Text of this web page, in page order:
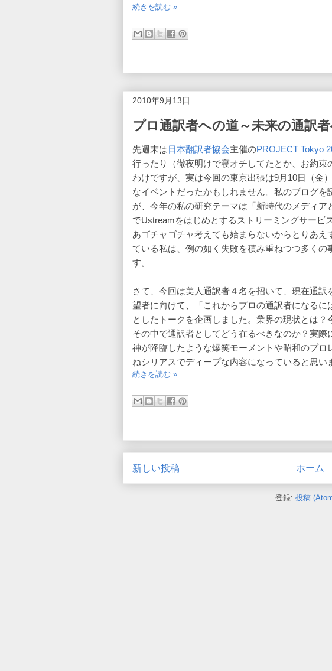
続きを読む »
2010年9月13日
プロ通訳者への道～未来の通訳
先週末は日本翻訳者協会主催のPROJECT Tokyo
行ったり（徹夜明けで寝オチしてたとか、お約
わけですが、実は今回の東京出張は9月10日（金
なイベントだったかもしれません。私のブログ
が、今年の私の研究テーマは「新時代のメディ
でUstreamをはじめとするストリーミングサービ
あゴチャゴチャ考えても始まらないからとりあ
ている私は、例の如く失敗を積み重ねつつ多く
す。
さて、今回は美人通訳者４名を招いて、現在通
望者に向けて、「これからプロの通訳者になる
としたトークを企画しました。業界の現状とは？
その中で通訳者としてどう在るべきなのか？実際
神が降臨したような爆笑モーメントや昭和のプ
ねシリアスでディープな内容になっていると思い
続きを読む »
新しい投稿 ホーム
登録: 投稿